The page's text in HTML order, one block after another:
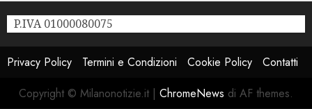
P.IVA 01000080075
Privacy Policy Termini e Condizioni Cookie Policy
Contatti
Copyright © Milanonotizie.it | ChromeNews di AF themes.